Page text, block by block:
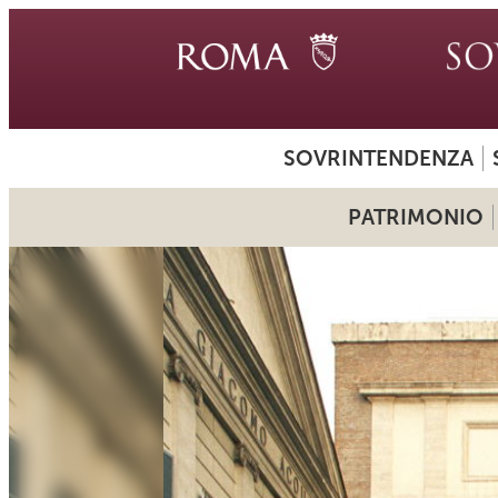
SOVRINTENDENZA
PATRIMONIO